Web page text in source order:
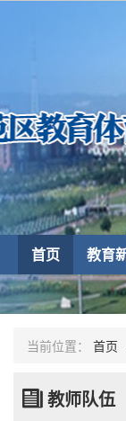
首页 教育
当前位置： 首页
教师队伍